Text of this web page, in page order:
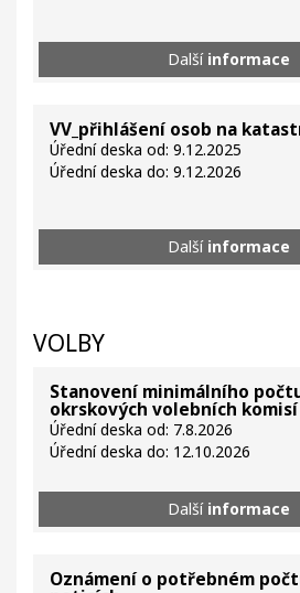
Další informace
VV_přihlášení osob na
Úřední deska od: 9.12.2025
Úřední deska do: 9.12.2026
Další informace
VOLBY
Stanovení minimálního
okrskových volebních komisí
Úřední deska od: 7.8.2026
Úřední deska do: 12.10.2026
Další informace
Oznámení o potřebném